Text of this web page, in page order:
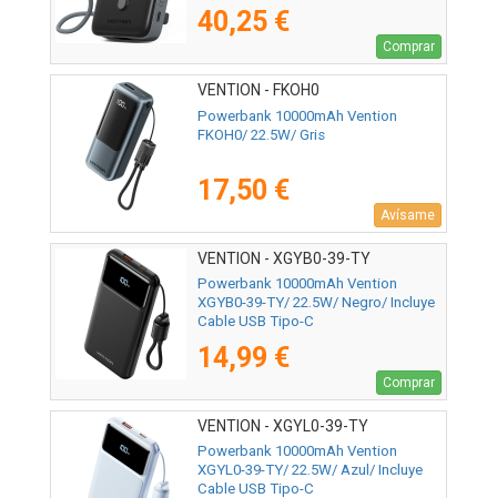
40,25 €
Comprar
VENTION - FKOH0
Powerbank 10000mAh Vention
FKOH0/ 22.5W/ Gris
17,50 €
Avísame
VENTION - XGYB0-39-TY
Powerbank 10000mAh Vention
XGYB0-39-TY/ 22.5W/ Negro/ Incluye
Cable USB Tipo-C
14,99 €
Comprar
VENTION - XGYL0-39-TY
Powerbank 10000mAh Vention
XGYL0-39-TY/ 22.5W/ Azul/ Incluye
Cable USB Tipo-C